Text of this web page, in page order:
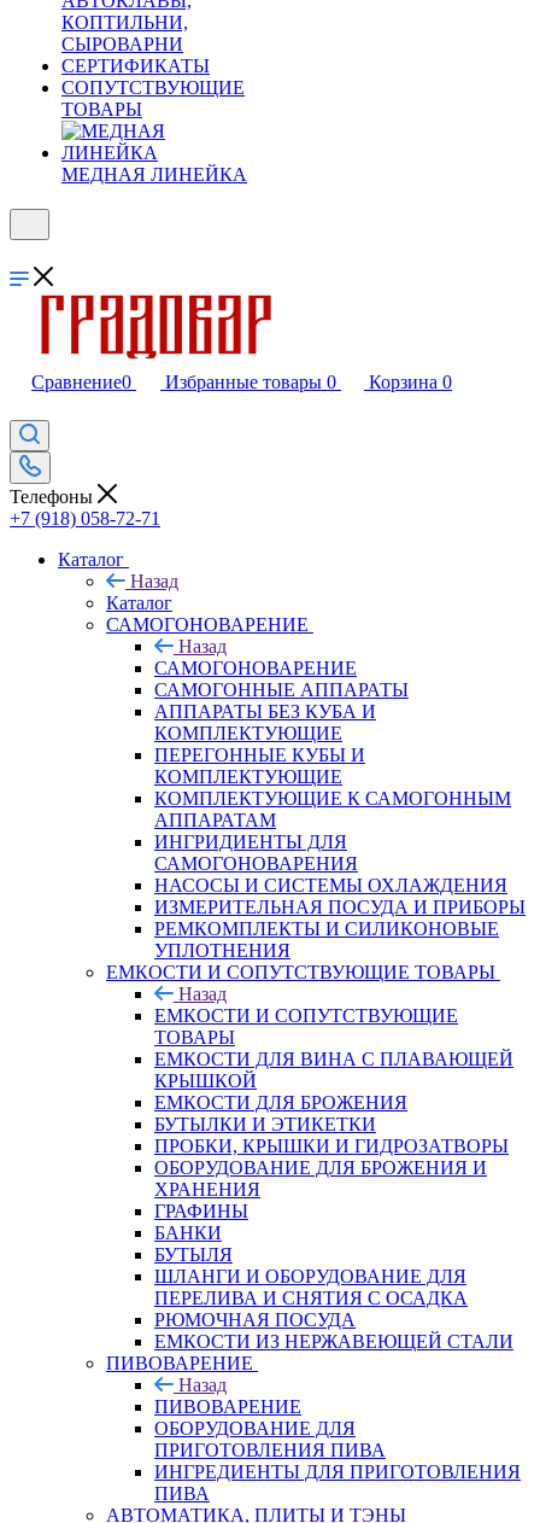
КОПТИЛЬНИ,
СЫРОВАРНИ
СЕРТИФИКАТЫ
СОПУТСТВУЮЩИЕ
ТОВАРЫ
МЕДНАЯ ЛИНЕЙКА
Сравнение0 Избранные товары 0 Корзина 0
Телефоны
+7 (918) 058-72-71
Каталог
Назад
Каталог
САМОГОНОВАРЕНИЕ
Назад
САМОГОНОВАРЕНИЕ
САМОГОННЫЕ АППАРАТЫ
АППАРАТЫ БЕЗ КУБА И
КОМПЛЕКТУЮЩИЕ
ПЕРЕГОННЫЕ КУБЫ И
КОМПЛЕКТУЮЩИЕ
КОМПЛЕКТУЮЩИЕ К САМОГОННЫМ
АППАРАТАМ
ИНГРИДИЕНТЫ ДЛЯ
САМОГОНОВАРЕНИЯ
НАСОСЫ И СИСТЕМЫ ОХЛАЖДЕНИЯ
ИЗМЕРИТЕЛЬНАЯ ПОСУДА И ПРИБОРЫ
РЕМКОМПЛЕКТЫ И СИЛИКОНОВЫЕ
УПЛОТНЕНИЯ
ЕМКОСТИ И СОПУТСТВУЮЩИЕ ТОВАРЫ
Назад
ЕМКОСТИ И СОПУТСТВУЮЩИЕ
ТОВАРЫ
ЕМКОСТИ ДЛЯ ВИНА С ПЛАВАЮЩЕЙ
КРЫШКОЙ
ЕМКОСТИ ДЛЯ БРОЖЕНИЯ
БУТЫЛКИ И ЭТИКЕТКИ
ПРОБКИ, КРЫШКИ И ГИДРОЗАТВОРЫ
ОБОРУДОВАНИЕ ДЛЯ БРОЖЕНИЯ И
ХРАНЕНИЯ
ГРАФИНЫ
БАНКИ
БУТЫЛЯ
ШЛАНГИ И ОБОРУДОВАНИЕ ДЛЯ
ПЕРЕЛИВА И СНЯТИЯ С ОСАДКА
РЮМОЧНАЯ ПОСУДА
ЕМКОСТИ ИЗ НЕРЖАВЕЮЩЕЙ СТАЛИ
ПИВОВАРЕНИЕ
Назад
ПИВОВАРЕНИЕ
ОБОРУДОВАНИЕ ДЛЯ
ПРИГОТОВЛЕНИЯ ПИВА
ИНГPЕДИЕНТЫ ДЛЯ ПРИГОТОВЛЕНИЯ
ПИВА
АВТОМАТИКА, ПЛИТЫ И ТЭНЫ